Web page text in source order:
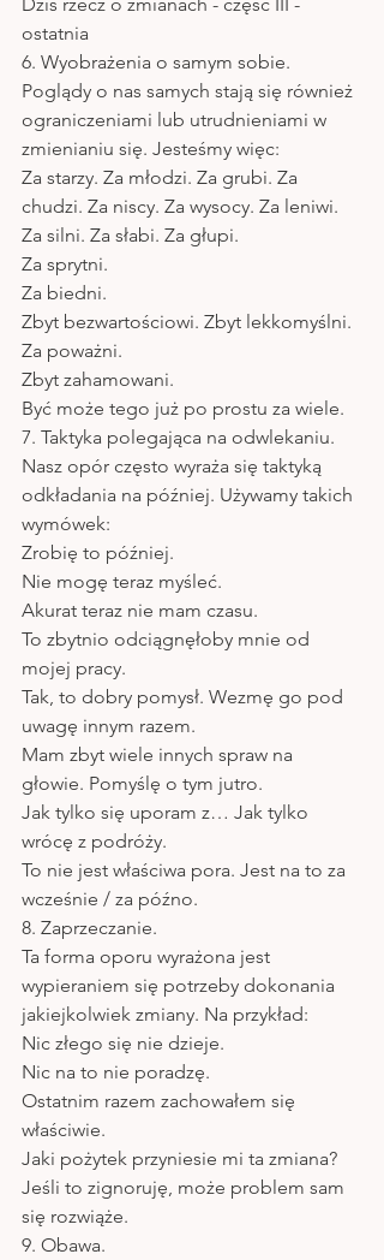
ostatnia
6. Wyobrażenia o samym sobie.
Poglądy o nas samych stają się również
ograniczeniami lub utrudnieniami w
zmienianiu się. Jesteśmy więc:
Za starzy. Za młodzi. Za grubi. Za
chudzi. Za niscy. Za wysocy. Za leniwi.
Za silni. Za słabi. Za głupi.
Za sprytni.
Za biedni.
Zbyt bezwartościowi. Zbyt lekkomyślni.
Za poważni.
Zbyt zahamowani.
Być może tego już po prostu za wiele.
7. Taktyka polegająca na odwlekaniu.
Nasz opór często wyraża się taktyką
odkładania na później. Używamy takich
wymówek:
Zrobię to później.
Nie mogę teraz myśleć.
Akurat teraz nie mam czasu.
To zbytnio odciągnęłoby mnie od
mojej pracy.
Tak, to dobry pomysł. Wezmę go pod
uwagę innym razem.
Mam zbyt wiele innych spraw na
głowie. Pomyślę o tym jutro.
Jak tylko się uporam z… Jak tylko
wrócę z podróży.
To nie jest właściwa pora. Jest na to za
wcześnie / za późno.
8. Zaprzeczanie.
Ta forma oporu wyrażona jest
wypieraniem się potrzeby dokonania
jakiejkolwiek zmiany. Na przykład:
Nic złego się nie dzieje.
Nic na to nie poradzę.
Ostatnim razem zachowałem się
właściwie.
Jaki pożytek przyniesie mi ta zmiana?
Jeśli to zignoruję, może problem sam
się rozwiąże.
9. Obawa.